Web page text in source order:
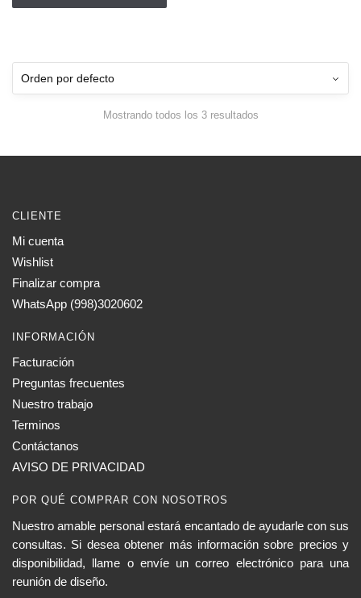
Mostrando todos los 3 resultados
CLIENTE
Mi cuenta
Wishlist
Finalizar compra
WhatsApp (998)3020602
INFORMACIÓN
Facturación
Preguntas frecuentes
Nuestro trabajo
Terminos
Contáctanos
AVISO DE PRIVACIDAD
POR QUÉ COMPRAR CON NOSOTROS
Nuestro amable personal estará encantado de ayudarle con sus
consultas. Si desea obtener más información sobre precios y
disponibilidad, llame o envíe un correo electrónico para una
reunión de diseño.